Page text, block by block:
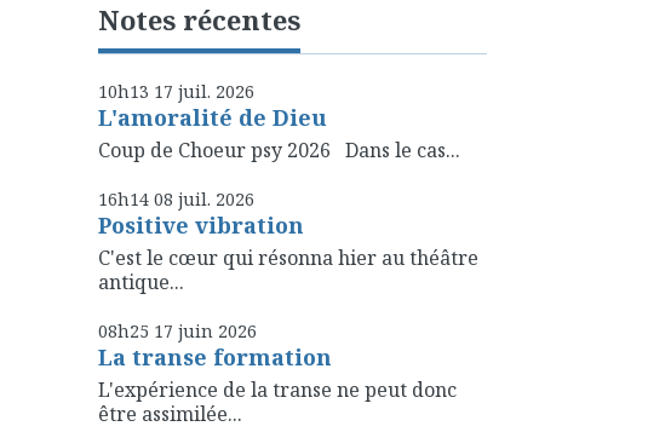
Notes récentes
10h13 17 juil. 2026
L'amoralité de Dieu
Coup de Choeur psy 2026 Dans le cas...
16h14 08 juil. 2026
Positive vibration
C'est le cœur qui résonna hier au théâtre
antique...
08h25 17 juin 2026
La transe formation
L'expérience de la transe ne peut donc
être assimilée...